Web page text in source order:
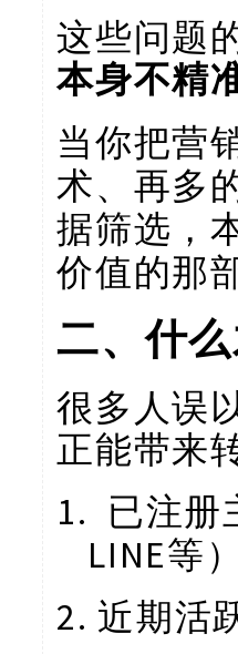
这些问题
本身不精
当你把营
术、再多
据筛选，
价值的那
二、什
很多人误
正能带来
1.
已注册
LINE等
2. 近期活